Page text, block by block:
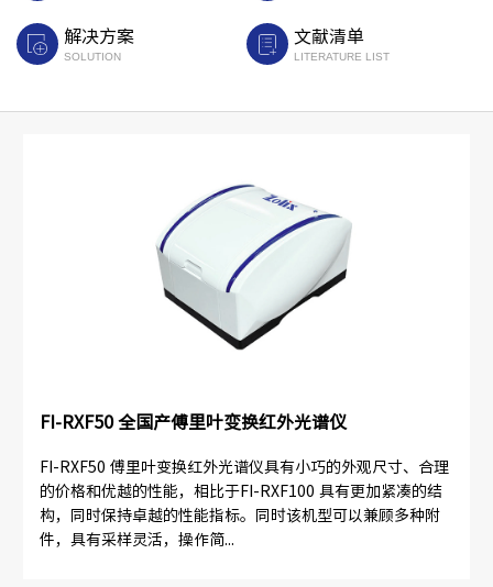
解决方案
SOLUTION
文献清单
LITERATURE LIST
FI-RXF50 全国产傅里叶变换红外光谱仪
FI-RXF50 傅里叶变换红外光谱仪具有小巧的外观尺寸、合理
的价格和优越的性能，相比于FI-RXF100 具有更加紧凑的结
构，同时保持卓越的性能指标。同时该机型可以兼顾多种附
件，具有采样灵活，操作简...